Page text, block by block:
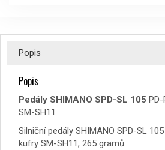
s
SM-
množství
Popis
Popis
Pedály SHIMANO SPD-SL 105
SM-SH11
Silniční pedály SHIMANO SPD-SL
kufry SM-SH11, 265 gramů